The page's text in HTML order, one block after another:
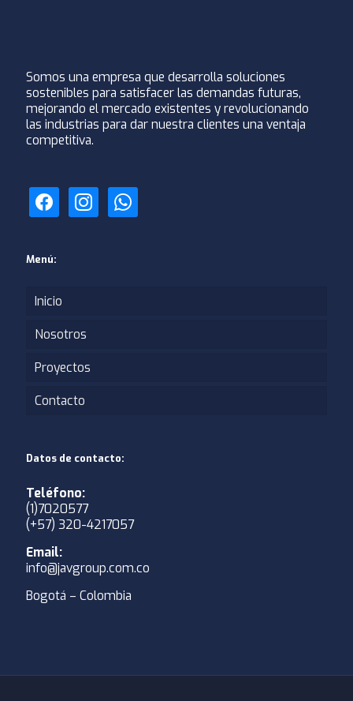
Somos una empresa que desarrolla soluciones
sostenibles para satisfacer las demandas futuras,
mejorando el mercado existentes y revolucionando
las industrias para dar nuestra clientes una ventaja
competitiva.
facebookinstagramwhatsapp
Menú:
Inicio
Nosotros
Proyectos
Contacto
Datos de contacto:
Teléfono:
(1)7020577
(+57) 320-4217057
Email:
info@javgroup.com.co
Bogotá – Colombia